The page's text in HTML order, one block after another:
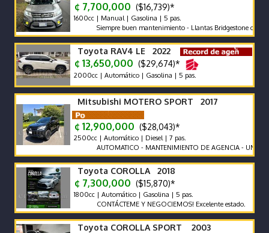
¢ 7,700,000 ($16,739)*
1600cc | Manual | Gasolina | 5 pas.
Siempre buen mantenimiento - Llantas Bridgestone como
Toyota RAV4 LE 2022
¢ 13,650,000 ($29,674)*
2000cc | Automático | Gasolina | 5 pas.
Mitsubishi MOTERO SPORT 2017
¢ 12,900,000 ($28,043)*
2500cc | Automático | Diesel | 7 pas.
AUTOMATICO - MANTENIMIENTO DE AGENCIA - UNICO
Toyota COROLLA 2018
¢ 7,300,000 ($15,870)*
1800cc | Automático | Gasolina | 5 pas.
CONTÁCTEME Y NEGOCIEMOS! Excelente estado.
Toyota COROLLA SPORT 2003